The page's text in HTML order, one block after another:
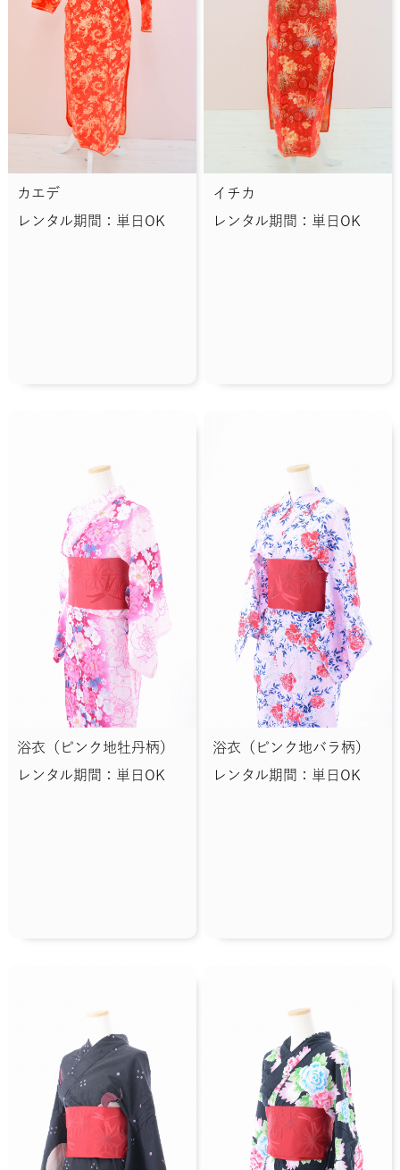
カエデ
レンタル期間：単日OK
イチカ
レンタル期間：単日OK
浴衣（ピンク地牡丹柄）
レンタル期間：単日OK
浴衣（ピンク地バラ柄）
レンタル期間：単日OK